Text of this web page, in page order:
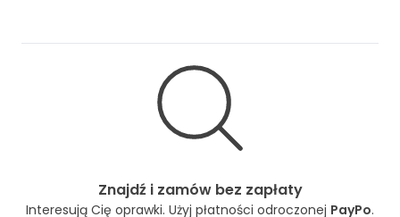
Znajdź i zamów bez zapłaty
Interesują Cię oprawki. Użyj płatności odroczonej PayPo.